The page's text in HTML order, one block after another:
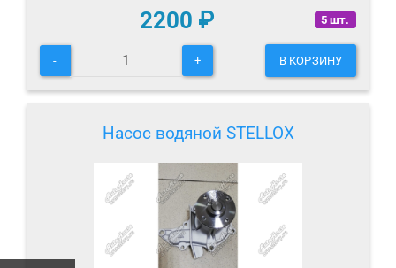
5 шт.
2200 ₽
- + В КОРЗИНУ
Насос водяной STELLOX